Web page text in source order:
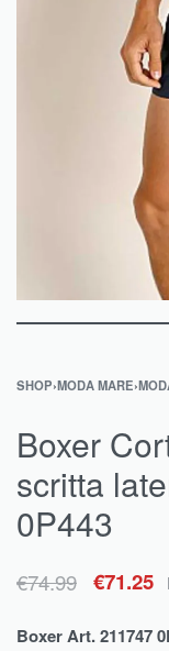
SHOP›MODA MARE›
Boxer
scritta
0P443
€74.99 €71.25
Boxer Art. 211747